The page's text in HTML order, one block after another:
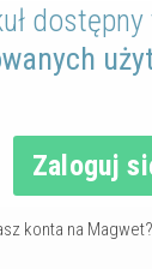
Zaloguj
konta na Magwet?